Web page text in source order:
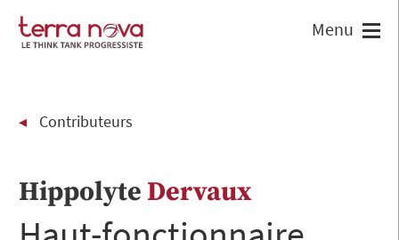
Contributeurs
Hippolyte Dervaux